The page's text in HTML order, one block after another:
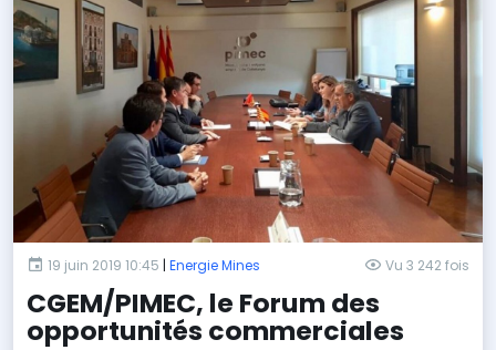
19 juin 2019 10:45 | Energie Mines Vu 3 242 fois
CGEM/PIMEC, le Forum des
opportunités commerciales